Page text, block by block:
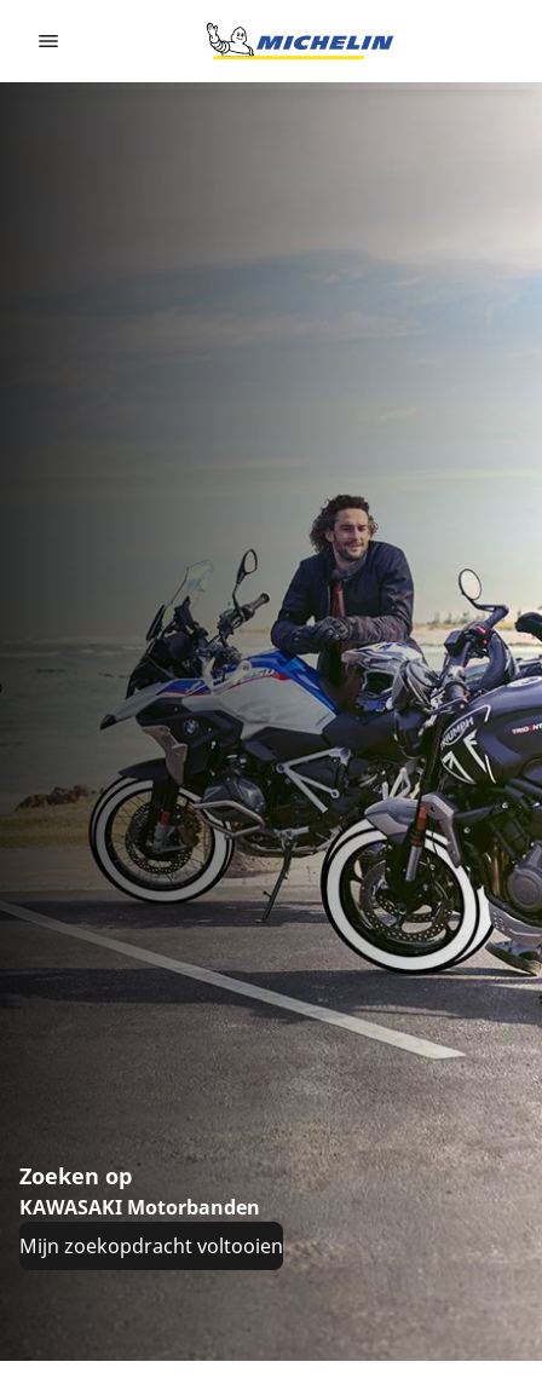
Zoeken op
KAWASAKI Motorbanden
Mijn zoekopdracht voltooien